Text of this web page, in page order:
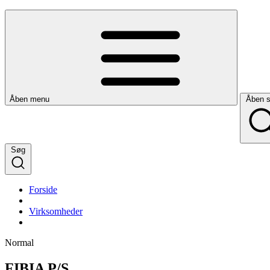
Åben menu Åben
Søg
Forside
Virksomheder
Normal